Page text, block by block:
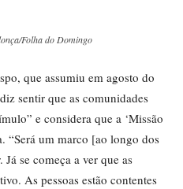
Folha do Domingo
que assumiu em agosto do
sentir que as comunidades
e considera que a ‘Missão
“Será um marco [ao longo dos
Já se começa a ver que as
As pessoas estão contentes